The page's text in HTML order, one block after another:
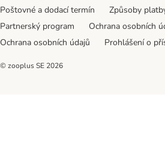
Poštovné a dodací termín
Způsoby
Partnerský program
Ochrana osobních
Ochrana osobních údajů
Prohlášení o
© zooplus SE 2026